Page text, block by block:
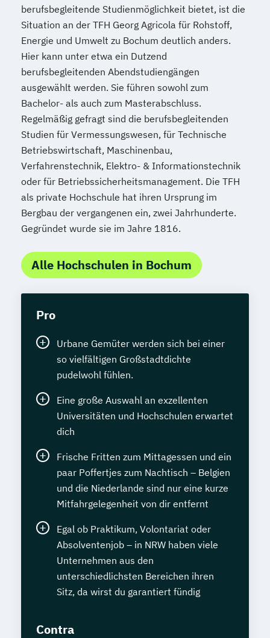
berufsbegleitende Studienmöglichkeit bietet, ist die
Situation an der TFH Georg Agricola für Rohstoff,
Energie und Umwelt zu Bochum deutlich anders.
Hier kann unter etwa ein Dutzend
berufsbegleitenden Abendstudiengängen
ausgewählt werden. Sie führen sowohl zum
Bachelor- als auch zum Masterabschluss.
Regelmäßig gefragt sind die berufsbegleitenden
Studien für Vermessungswesen, für Technische
Betriebswirtschaft, Maschinenbau,
Verfahrenstechnik, Elektro- & Informationstechnik
oder für Betriebssicherheitsmanagement. Die TFH
als private Hochschule hat ihren Ursprung im
Bergbau der vergangenen ein, zwei Jahrhunderte.
Gegründet wurde sie im Jahre 1816.
Alle Hochschulen in Bochum
Pro
Urbane Gemüter werden sich bei einer
so vielfältigen Großstadtdichte
pudelwohl fühlen.
Eine große Auswahl an exzellenten
Universitäten und Hochschulen erwartet
dich
Frische Fritten zum Mittagessen und ein
paar Poffertjes zum Nachtisch – Belgien
und die Niederlande sind nur eine kurze
Mitfahrgelegenheit von dir entfernt
Egal ob Praktikum, Volontariat oder
Absolventenjob – in NRW haben viele
Unternehmen aus den
unterschiedlichsten Bereichen ihren
Sitz, da wirst du garantiert fündig
Contra